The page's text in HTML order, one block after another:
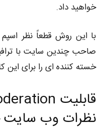
خواهید داد.
با این روش قطعاً نظر
صاحب چندین سایت با
خسته کننده ای را برای این
نظرات وب سایت